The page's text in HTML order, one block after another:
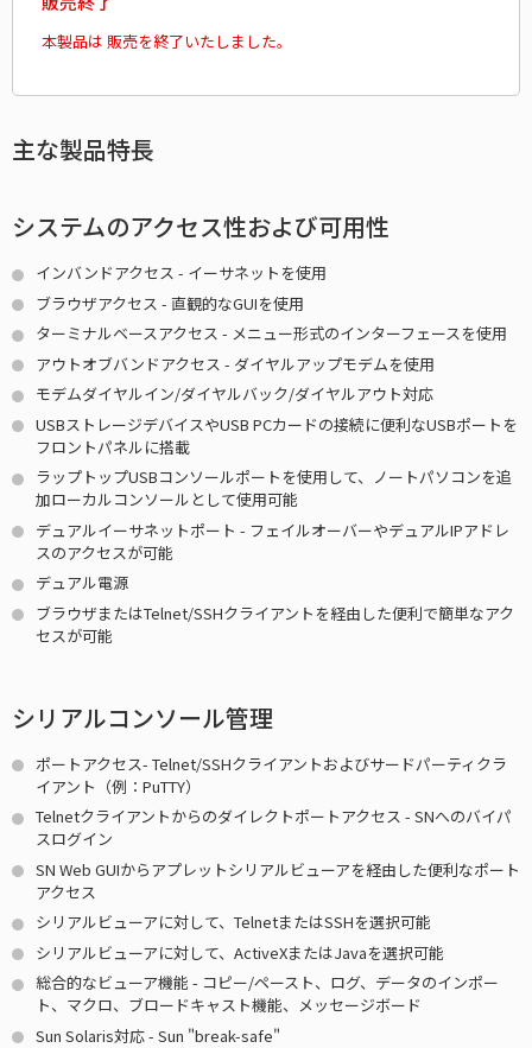
本製品は 販売を終了いたしました。
主な製品特長
システムのアクセス性および可用性
インバンドアクセス - イーサネットを使用
ブラウザアクセス - 直観的なGUIを使用
ターミナルベースアクセス - メニュー形式のインターフェースを使用
アウトオブバンドアクセス - ダイヤルアップモデムを使用
モデムダイヤルイン/ダイヤルバック/ダイヤルアウト対応
USBストレージデバイスやUSB PCカードの接続に便利なUSBポートを
フロントパネルに搭載
ラップトップUSBコンソールポートを使用して、ノートパソコンを追
加ローカルコンソールとして使用可能
デュアルイーサネットポート - フェイルオーバーやデュアルIPアドレ
スのアクセスが可能
デュアル電源
ブラウザまたはTelnet/SSHクライアントを経由した便利で簡単なアク
セスが可能
シリアルコンソール管理
ポートアクセス- Telnet/SSHクライアントおよびサードパーティクラ
イアント（例：PuTTY）
Telnetクライアントからのダイレクトポートアクセス - SNへのバイパ
スログイン
SN Web GUIからアプレットシリアルビューアを経由した便利なポート
アクセス
シリアルビューアに対して、TelnetまたはSSHを選択可能
シリアルビューアに対して、ActiveXまたはJavaを選択可能
総合的なビューア機能 - コピー/ペースト、ログ、データのインポー
ト、マクロ、ブロードキャスト機能、メッセージボード
Sun Solaris対応 - Sun "break-safe"